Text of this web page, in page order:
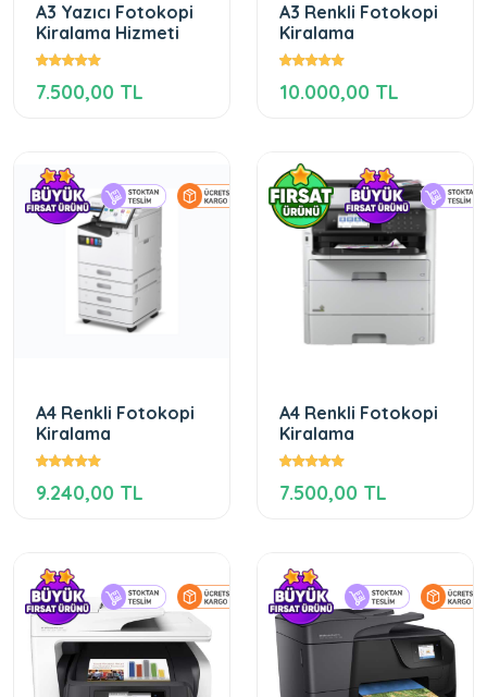
A3 Yazıcı Fotokopi
Kiralama Hizmeti
7.500,00 TL
A3 Renkli Fotokopi
Kiralama
10.000,00 TL
A4 Renkli Fotokopi
Kiralama
9.240,00 TL
A4 Renkli Fotokopi
Kiralama
7.500,00 TL